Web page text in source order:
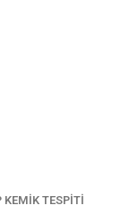
KEMIK TESPITI